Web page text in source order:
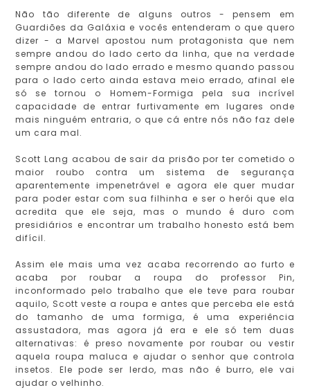
Não tão diferente de alguns outros - pensem em
Guardiões da Galáxia e vocês entenderam o que quero
dizer - a Marvel apostou num protagonista que nem
sempre andou do lado certo da linha, que na verdade
sempre andou do lado errado e mesmo quando passou
para o lado certo ainda estava meio errado, afinal ele
só se tornou o Homem-Formiga pela sua incrível
capacidade de entrar furtivamente em lugares onde
mais ninguém entraria, o que cá entre nós não faz dele
um cara mal.
Scott Lang acabou de sair da prisão por ter cometido o
maior roubo contra um sistema de segurança
aparentemente impenetrável e agora ele quer mudar
para poder estar com sua filhinha e ser o herói que ela
acredita que ele seja, mas o mundo é duro com
presidiários e encontrar um trabalho honesto está bem
difícil.
Assim ele mais uma vez acaba recorrendo ao furto e
acaba por roubar a roupa do professor Pin,
inconformado pelo trabalho que ele teve para roubar
aquilo, Scott veste a roupa e antes que perceba ele está
do tamanho de uma formiga, é uma experiência
assustadora, mas agora já era e ele só tem duas
alternativas: é preso novamente por roubar ou vestir
aquela roupa maluca e ajudar o senhor que controla
insetos. Ele pode ser lerdo, mas não é burro, ele vai
ajudar o velhinho.